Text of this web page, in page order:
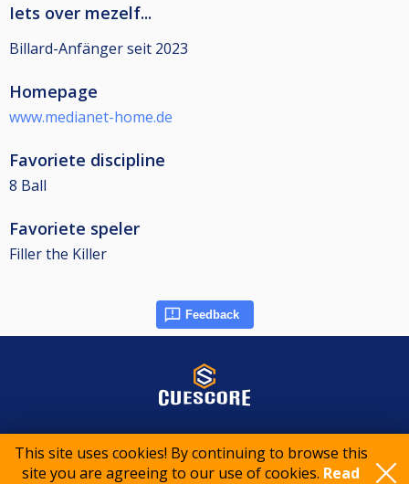
This site uses cookies! By continuing to browse this
site you are agreeing to our use of cookies. Read
Iets over mezelf...
Billard-Anfänger seit 2023
Homepage
www.medianet-home.de
Favoriete discipline
8 Ball
Favoriete speler
Filler the Killer
Feedback
© 2015-2026 CueScore International